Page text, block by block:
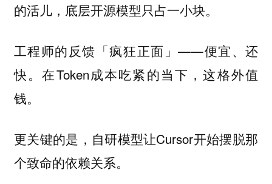
的活儿，底层开源模型只占一小块。
工程师的反馈「疯狂正面」——便宜、还
快。在Token成本吃紧的当下，这格外值
钱。
更关键的是，自研模型让Cursor开始摆脱那
个致命的依赖关系。